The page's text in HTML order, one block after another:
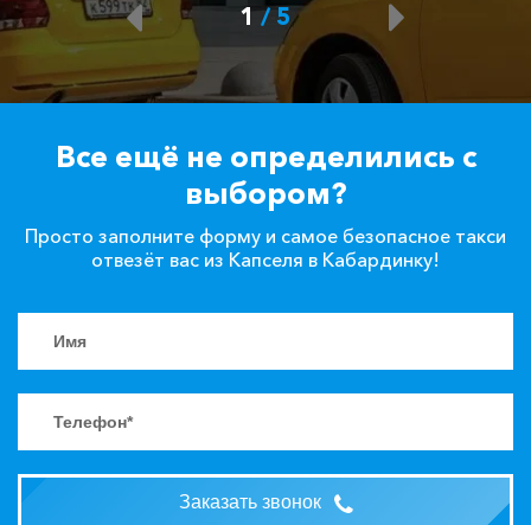
1/ 5
Все ещё не определились с
выбором?
Просто заполните форму и самое безопасное такси
отвезёт вас из Капселя в Кабардинку!
Заказать звонок